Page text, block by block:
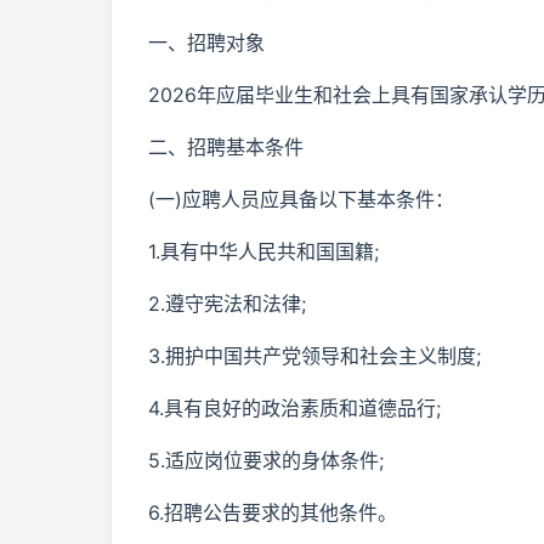
一、招聘对象
2026年应届毕业生和社会上具有国家承认学历
二、招聘基本条件
(一)应聘人员应具备以下基本条件：
1.具有中华人民共和国国籍;
2.遵守宪法和法律;
3.拥护中国共产党领导和社会主义制度;
4.具有良好的政治素质和道德品行;
5.适应岗位要求的身体条件;
6.招聘公告要求的其他条件。